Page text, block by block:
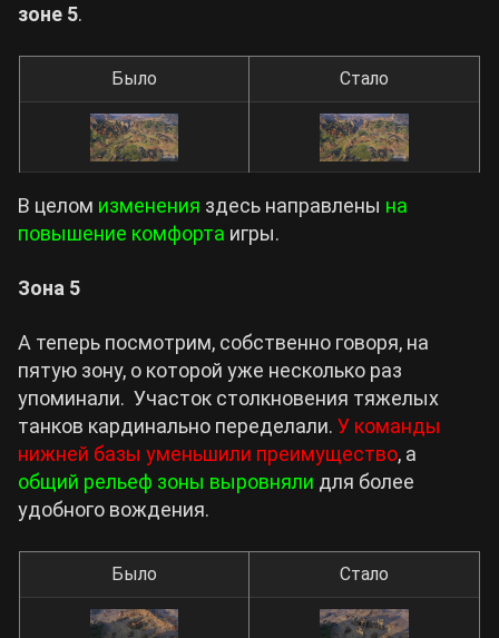
зоне 5.
Было Стало
В целом изменения здесь направлены на
повышение комфорта игры.
Зона 5
А теперь посмотрим, собственно говоря, на
пятую зону, о которой уже несколько раз
упоминали. Участок столкновения тяжелых
танков кардинально переделали. У команды
нижней базы уменьшили преимущество, а
общий рельеф зоны выровняли для более
удобного вождения.
Было Стало